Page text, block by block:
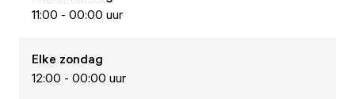
11:00 - 00:00 uur
Elke zondag
12:00 - 00:00 uur